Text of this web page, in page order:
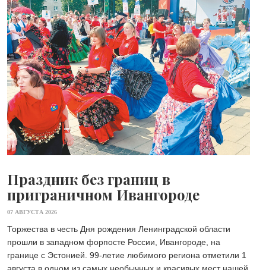
Праздник без границ в
приграничном Ивангороде
07 АВГУСТА 2026
Торжества в честь Дня рождения Ленинградской области
прошли в западном форпосте России, Ивангороде, на
границе с Эстонией. 99-летие любимого региона отметили 1
августа в одном из самых необычных и красивых мест нашей